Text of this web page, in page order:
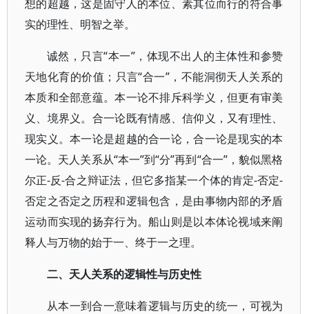
想的超越，这是固守人的本位、素其位而行的符合事
实的理性、明智之举。
诚然，只言“本一”，体现不出人的主体性和参赞
天地化育的价值；只言“合一”，不能洞彻天人关系的
本质和全部意蕴。本一论不排斥科学义，但更有审美
义、境界义。合一论既有情感、信仰义，又有理性、
现实义。本一论是超越的合一论，合一论是现实的本
一论。天人关系从“本一”到“分”再到“合一”，貌似黑格
尔正-反-合之辩证法，但它多指某一个体的肯定-否定-
否定之否定之历程和逻辑包含，是由事物内部的矛盾
运动而实现的扬弃行为。船山则是以本体论视域来阐
释人与万物的始于一、终于一之理。
二、天人关系的逻辑性与历史性
从本一到合一意味着逻辑与历史的统一，可视为